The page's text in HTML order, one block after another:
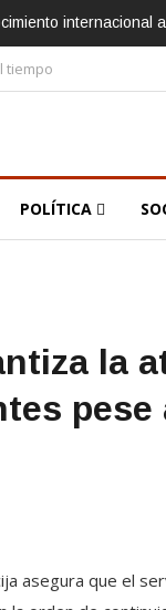
internacional
tiempo
POLÍTICA
la
asegura que el